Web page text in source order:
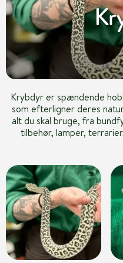
Krybdyr er spændende
som efterligner deres
alt du skal bruge, fra
tilbehør, lamper,